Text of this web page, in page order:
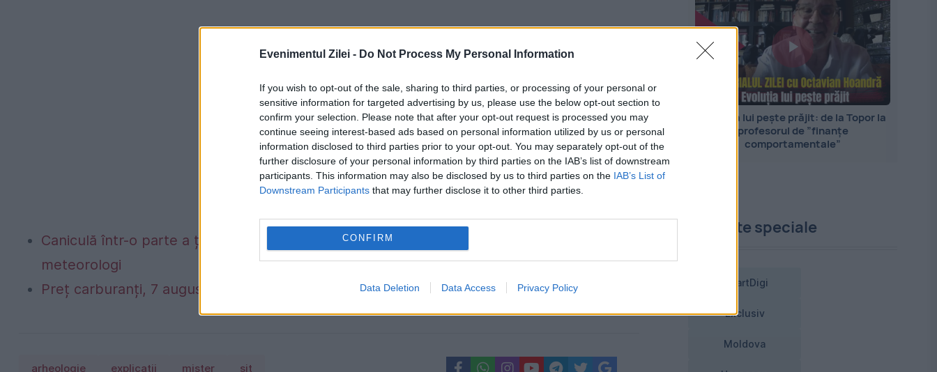
Evenimentul Zilei - Do Not Process My Personal Information
If you wish to opt-out of the sale, sharing to third parties, or processing of your personal or
sensitive information for targeted advertising by us, please use the below opt-out section to
confirm your selection. Please note that after your opt-out request is processed you may
continue seeing interest-based ads based on personal information utilized by us or personal
information disclosed to third parties prior to your opt-out. You may separately opt-out of the
further disclosure of your personal information by third parties on the IAB’s list of downstream
participants. This information may also be disclosed by us to third parties on the IAB’s List of
Downstream Participants that may further disclose it to other third parties.
CONFIRM
Data Deletion Data Access Privacy Policy
Caniculă într-o parte a țării, vijelii în alta. Harta fenomenelor meteo anunțate de
meteorologi
Preț carburanți, 7 august 2026. Schimbarea apărută înainte de weekend la benzinării
arheologie explicatii mister sit
Evoluția lui pește prăjit: de la Topor la
profesorul de ”finanțe
comportamentale”
Proiecte speciale
SmartDigi
Exclusiv
Moldova